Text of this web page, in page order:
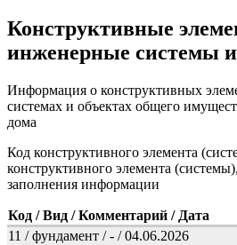
Конструктивные
инженерные системы
Информация о конструктивных
системах и объектах общего
дома
Код конструктивного элемента
конструктивного элемента
заполнения информации
Код / Вид / Комментарий / Дата
11 / фундамент / - / 04.06.2026